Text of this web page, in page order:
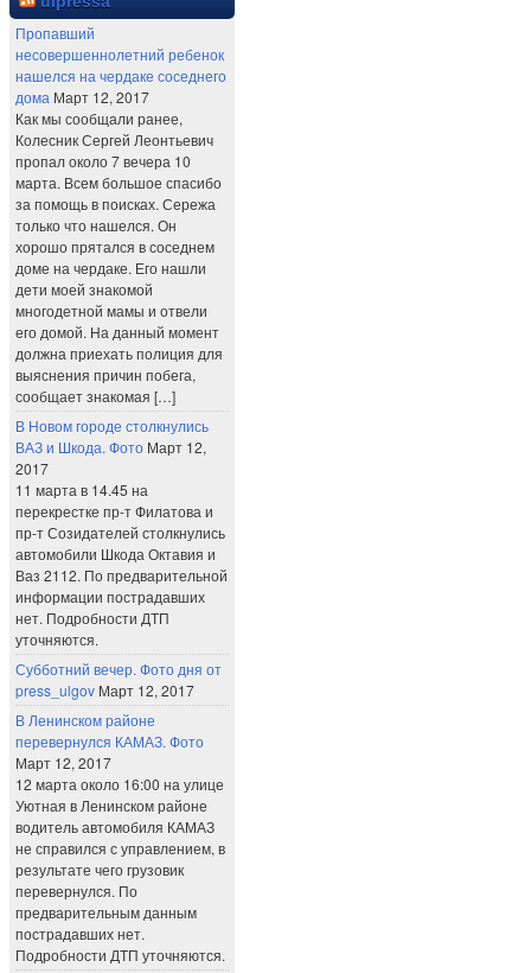
Пропавший
несовершеннолетний ребенок
нашелся на чердаке соседнего
дома Март 12, 2017
Как мы сообщали ранее,
Колесник Сергей Леонтьевич
пропал около 7 вечера 10
марта. Всем большое спасибо
за помощь в поисках. Сережа
только что нашелся. Он
хорошо прятался в соседнем
доме на чердаке. Его нашли
дети моей знакомой
многодетной мамы и отвели
его домой. На данный момент
должна приехать полиция для
выяснения причин побега,
сообщает знакомая […]
В Новом городе столкнулись
ВАЗ и Шкода. Фото Март 12,
2017
11 марта в 14.45 на
перекрестке пр-т Филатова и
пр-т Созидателей столкнулись
автомобили Шкода Октавия и
Ваз 2112. По предварительной
информации пострадавших
нет. Подробности ДТП
уточняются.
Субботний вечер. Фото дня от
press_ulgov Март 12, 2017
В Ленинском районе
перевернулся КАМАЗ. Фото
Март 12, 2017
12 марта около 16:00 на улице
Уютная в Ленинском районе
водитель автомобиля КАМАЗ
не справился с управлением, в
результате чего грузовик
перевернулся. По
предварительным данным
пострадавших нет.
Подробности ДТП уточняются.